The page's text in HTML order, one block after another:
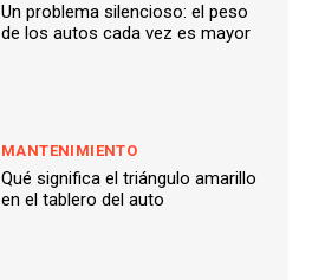
Un problema silencioso: el peso
de los autos cada vez es mayor
MANTENIMIENTO
Qué significa el triángulo amarillo
en el tablero del auto